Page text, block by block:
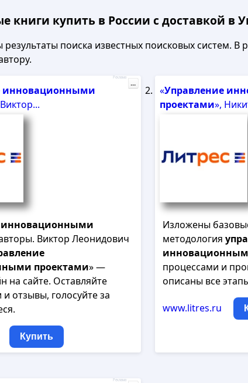
книги купить в России с доставкой в
поиска известных поисковых систем. В
инновационными
инновационными
Виктор Леонидович
проектами» —
на сайте. Оставляйте
отзывы, голосуйте за
Купить
Реклама
...
«Управление
проектами»,
Изложены
методология
процессами и
описаны все
www.litres.ru
Реклама